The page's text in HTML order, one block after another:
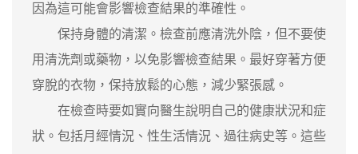
因為這可能會影響檢查結果的準確性。
保持身體的清潔。檢查前應清洗外陰，但不要使
用清洗劑或藥物，以免影響檢查結果。最好穿著方便
穿脫的衣物，保持放鬆的心態，減少緊張感。
在檢查時要如實向醫生說明自己的健康狀況和症
狀。包括月經情況、性生活情況、過往病史等。這些